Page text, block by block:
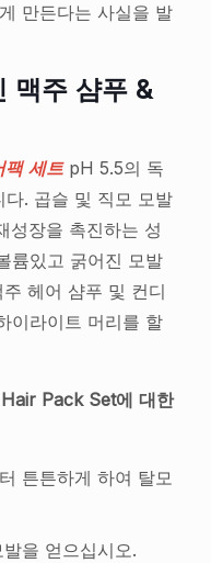
만든다는 사실을 발
맥주 샴푸 &
팩 세트 pH 5.5의 독
. 곱슬 및 직모 모발
성장을 촉진하는 성
륨있고 굵어진 모발
헤어 샴푸 및 컨디
이라이트 머리를 할
Pack Set에 대한
튼튼하게 하여 탈모
을 얻으십시오.